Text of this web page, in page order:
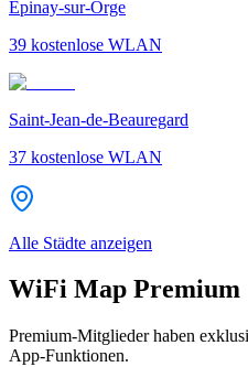
Épinay-sur-Orge
39 kostenlose WLAN
Saint-Jean-de-Beauregard
37 kostenlose WLAN
Alle Städte anzeigen
WiFi Map Premium
Premium-Mitglieder haben
App-Funktionen.